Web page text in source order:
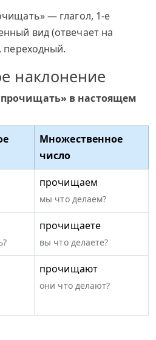
— глагол, 1-е
вид (отвечает на
переходный.
наклонение
в настоящем
Множественное
число
прочищаем
мы что делаем?
прочищаете
вы что делаете?
прочищают
они что делают?